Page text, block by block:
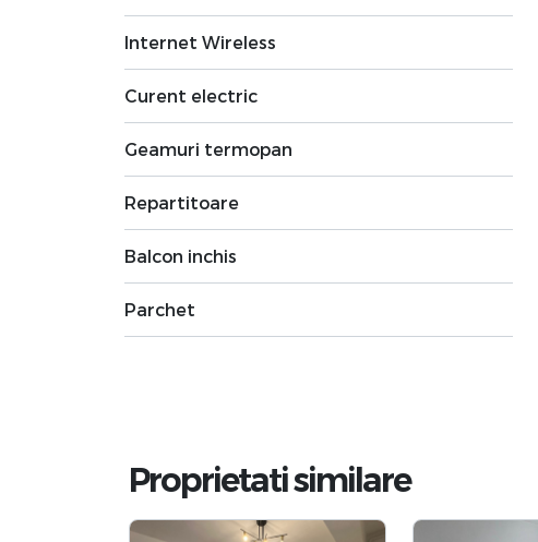
Internet Wireless
Curent electric
Geamuri termopan
Repartitoare
Balcon inchis
Parchet
Proprietati similare